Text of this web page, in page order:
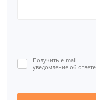
Получить e-mail
уведомление об ответе